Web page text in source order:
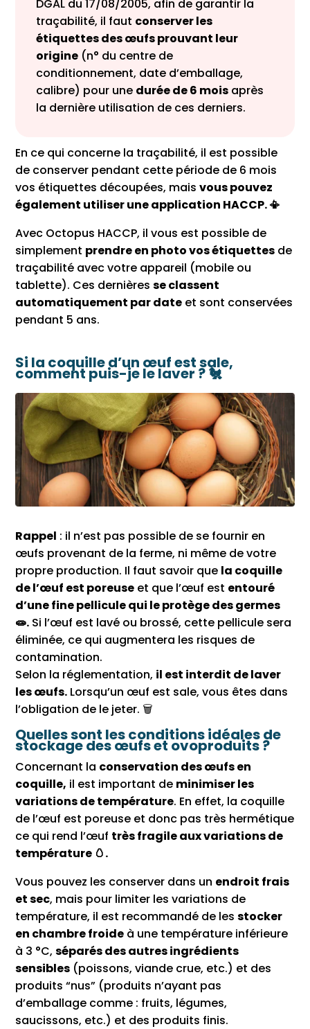
DGAL du 17/08/2005, afin de garantir la
traçabilité, il faut conserver les
étiquettes des œufs prouvant leur
origine (n° du centre de
conditionnement, date d’emballage,
calibre) pour une durée de 6 mois après
la dernière utilisation de ces derniers.
En ce qui concerne la traçabilité, il est possible
de conserver pendant cette période de 6 mois
vos étiquettes découpées, maisvous pouvez
également utiliser une application HACCP. 📳
Avec Octopus HACCP, il vous est possible de
simplement prendre en photo vos étiquettes de
traçabilité avec votre appareil (mobile ou
tablette). Ces dernièresse classent
automatiquement par date et sont conservées
pendant 5 ans.
Si la coquille d’un œuf est sale,
comment puis-je le laver ? 🐔
Rappel : il n’est pas possible de se fournir en
œufs provenant de la ferme, ni même de votre
propre production. Il faut savoir que la coquille
de l’œuf est poreuse et que l’œuf est entouré
d’une fine pellicule qui le protège des germes
🧫️. Si l’œuf est lavé ou brossé, cette pellicule sera
éliminée, ce qui augmentera les risques de
contamination.
Selon la réglementation, il est interdit de laver
les œufs. Lorsqu’un œuf est sale, vous êtes dans
l’obligation de le jeter. 🗑
Quelles sont les conditions idéales de
stockage des œufs et ovoproduits ?
Concernant la conservation des œufs en
coquille, il est important de minimiser les
variations de température. En effet, la coquille
de l’œuf est poreuse et donc pas très hermétique
ce qui rend l’œuf très fragile aux variations de
température 🥚.
Vous pouvez les conserver dans un endroit frais
et sec, mais pour limiter les variations de
température, il est recommandé de lesstocker
en chambre froide à une température inférieure
à 3 °C,séparés des autres ingrédients
sensibles (poissons, viande crue, etc.) et des
produits “nus” (produits n’ayant pas
d’emballage comme : fruits, légumes,
saucissons, etc.) et des produits finis.